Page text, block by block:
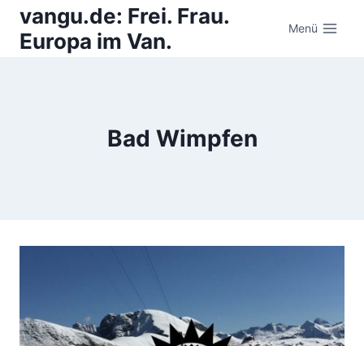
Zum
Inhalt
springen
vangu.de: Frei. Frau.
Europa im Van.
Menü
Bad Wimpfen